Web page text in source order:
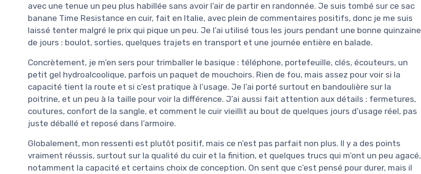
avec une tenue un peu plus habillée sans avoir l’air de partir en randonnée. Je suis tombé sur ce sac
banane Time Resistance en cuir, fait en Italie, avec plein de commentaires positifs, donc je me suis
laissé tenter malgré le prix qui pique un peu. Je l’ai utilisé tous les jours pendant une bonne quinzaine
de jours : boulot, sorties, quelques trajets en transport et une journée entière en balade.
Concrètement, je m’en sers pour trimballer le basique : téléphone, portefeuille, clés, écouteurs, un
petit gel hydroalcoolique, parfois un paquet de mouchoirs. Rien de fou, mais assez pour voir si la
capacité tient la route et si c’est pratique à l’usage. Je l’ai porté surtout en bandoulière sur la
poitrine, et un peu à la taille pour voir la différence. J’ai aussi fait attention aux détails : fermetures,
coutures, confort de la sangle, et comment le cuir vieillit au bout de quelques jours d’usage réel, pas
juste déballé et reposé dans l’armoire.
Globalement, mon ressenti est plutôt positif, mais ce n’est pas parfait non plus. Il y a des points
vraiment réussis, surtout sur la qualité du cuir et la finition, et quelques trucs qui m’ont un peu agacé,
notamment la capacité et certains choix de conception. On sent que c’est pensé pour durer, mais il